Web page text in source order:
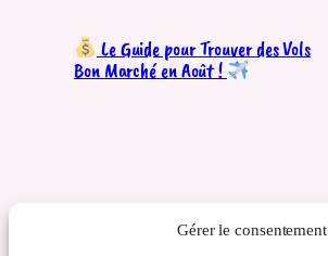
Gérer le consentement
Le Guide pour Trouver des Vols
Bon Marché en Août !